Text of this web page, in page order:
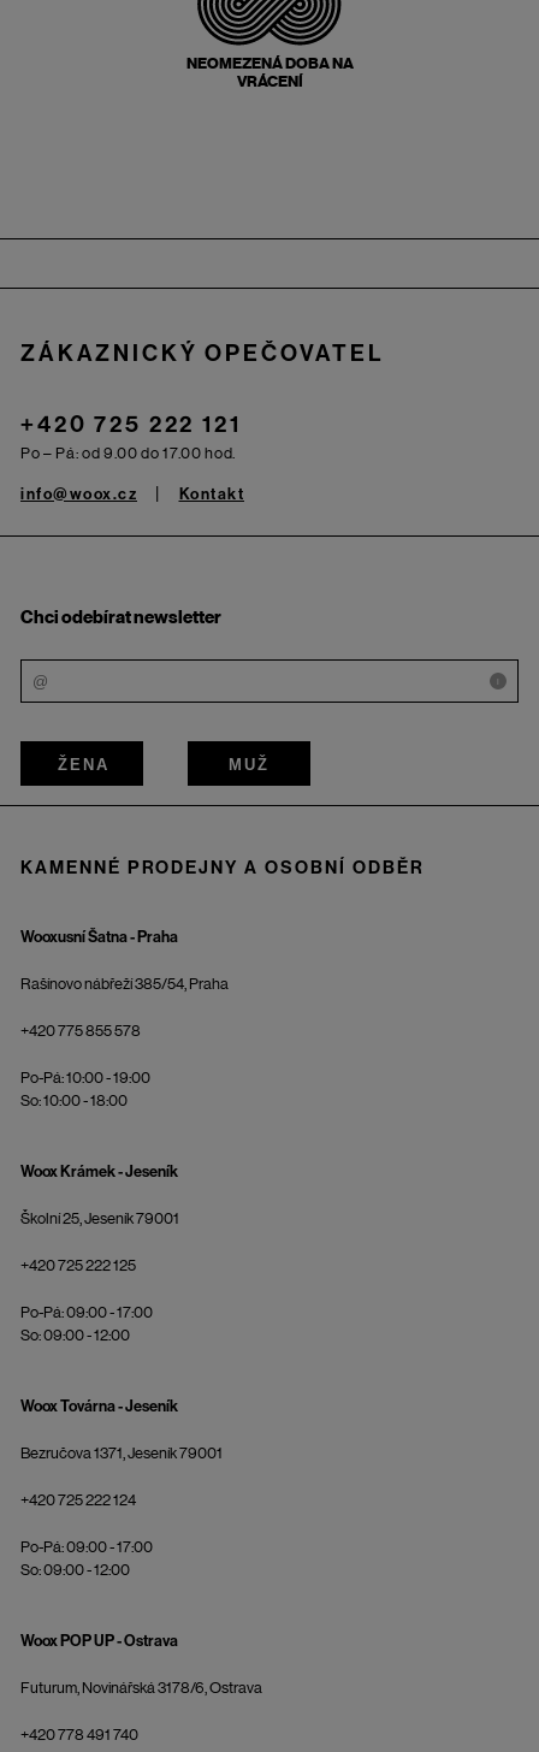
NEOMEZENÁ DOBA NA
VRÁCENÍ
ZÁKAZNICKÝ OPEČOVATEL
+420 725 222 121
Po – Pá: od 9.00 do 17.00 hod.
info@woox.cz Kontakt
Chci odebírat newsletter
i
ŽENA MUŽ
KAMENNÉ PRODEJNY A OSOBNÍ ODBĚR
Wooxusní Šatna - Praha
Rašínovo nábřeží 385/54, Praha
+420 775 855 578
Po-Pá: 10:00 - 19:00
So: 10:00 - 18:00
Woox Krámek - Jeseník
Školní 25, Jeseník 79001
+420 725 222 125
Po-Pá: 09:00 - 17:00
So: 09:00 - 12:00
Woox Továrna - Jeseník
Bezručova 1371, Jeseník 79001
+420 725 222 124
Po-Pá: 09:00 - 17:00
So: 09:00 - 12:00
Woox POP UP - Ostrava
Futurum, Novinářská 3178/6, Ostrava
+420 778 491 740